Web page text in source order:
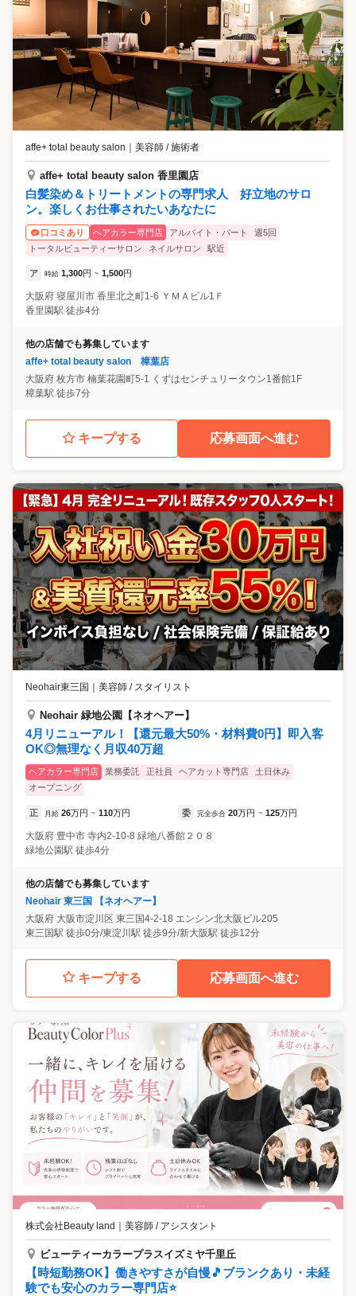
affe+ total beauty salon 美容師 / 施術者
affe+ total beauty salon 香里園店
白髪染め＆トリートメントの専門求人 好立地のサロ
ン。楽しくお仕事されたいあなたに
口コミあり ヘアカラー専門店 アルバイト・パート
週5回
トータルビューティーサロン
ネイルサロン 駅近
ア 時給 1,300円 ~ 1,500円
大阪府 寝屋川市 香里北之町1-6 ＹＭＡビル1Ｆ
香里園駅 徒歩4分
他の店舗でも募集しています
affe+ total beauty salon 樟葉店
大阪府 枚方市 楠葉花園町5-1 くずはセンチュリータウン1番館1F
樟葉駅 徒歩7分
キープする 応募画面へ進む
Neohair東三国 ｜ 美容師 / スタイリスト
Neohair 緑地公園【ネオヘアー】
4月リニューアル！【還元最大50%・材料費0円】即入客
OK◎無理なく月収40万超
ヘアカラー専門店 業務委託 正社員 ヘアカット専門店
土日休み
オープニング
正 月給 26万円 ~ 110万円 委 完全歩合 20万円 ~ 125万円
大阪府 豊中市 寺内2-10-8 緑地八番館２０８
緑地公園駅 徒歩4分
他の店舗でも募集しています
Neohair 東三国 【ネオヘアー】
大阪府 大阪市淀川区 東三国4-2-18 エンシン北大阪ビル205
東三国駅 徒歩0分/東淀川駅 徒歩9分/新大阪駅 徒歩12分
キープする 応募画面へ進む
株式会社Beauty land 美容師 / アシスタント
ビューティーカラープラスイズミヤ千里丘
【時短勤務OK】働きやすさが自慢🎵ブランクあり・未経
験でも安心のカラー専門店⭐